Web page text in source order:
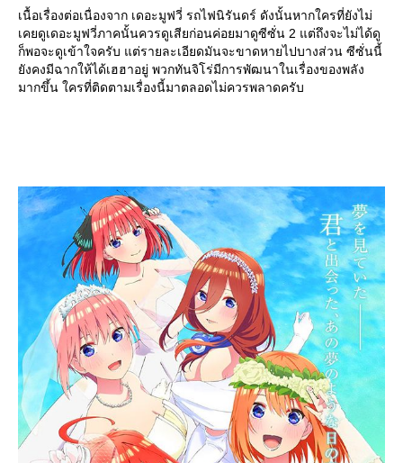
เนื้อเรื่องต่อเนื่องจาก เดอะมูฟวี่ รถไฟนิรันดร์ ดังนั้นหากใครที่ยังไม่
เคยดูเดอะมูฟวี่ภาคนั้นควรดูเสียก่อนค่อยมาดูซีซั่น 2 แต่ถึงจะไม่ได้ดู
ก็พอจะดูเข้าใจครับ แต่รายละเอียดมันจะขาดหายไปบางส่วน ซีซั่นนี้
ังคงมีฉากให้ได้เฮฮาอยู่ พวกทันจิโร่มีการพัฒนาในเรื่องของพลัง
มากขึ้น ใครที่ติดตามเรื่องนี้มาตลอดไม่ควรพลาดครับ